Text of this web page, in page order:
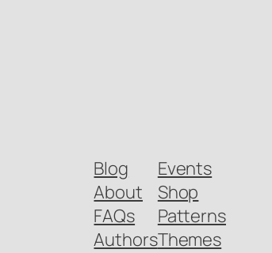
Blog
About
FAQs
Authors
Events
Shop
Patterns
Themes